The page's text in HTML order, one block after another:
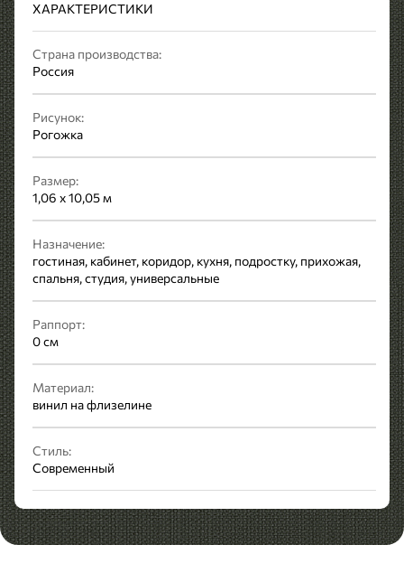
ХАРАКТЕРИСТИКИ
Страна производства:
Россия
Рисунок:
Рогожка
Размер:
1,06 x 10,05 м
Назначение:
гостиная, кабинет, коридор, кухня, подростку, прихожая,
спальня, студия, универсальные
Раппорт:
0 см
Материал:
винил на флизелине
Стиль:
Современный